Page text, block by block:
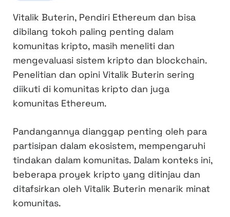
Vitalik Buterin, Pendiri Ethereum dan bisa
dibilang tokoh paling penting dalam
komunitas kripto, masih meneliti dan
mengevaluasi sistem kripto dan blockchain.
Penelitian dan opini Vitalik Buterin sering
diikuti di komunitas kripto dan juga
komunitas Ethereum.
Pandangannya dianggap penting oleh para
partisipan dalam ekosistem, mempengaruhi
tindakan dalam komunitas. Dalam konteks ini,
beberapa proyek kripto yang ditinjau dan
ditafsirkan oleh Vitalik Buterin menarik minat
komunitas.